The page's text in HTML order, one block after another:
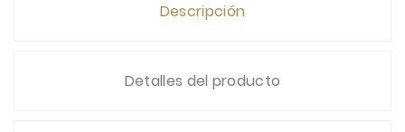
Descripción
Detalles del producto